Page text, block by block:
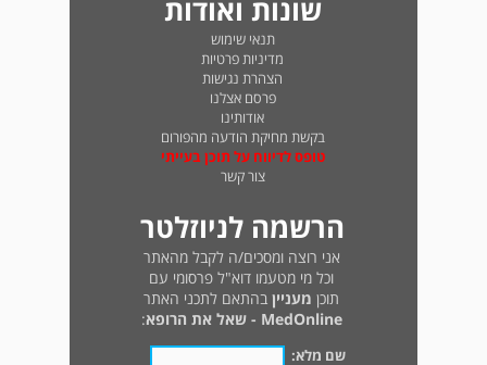
שונות ואודות
תנאי שימוש
מדיניות פרטיות
הצהרת נגישות
פרסם אצלנו
אודותינו
בקשת מחיקת הודעה מהפורום
טופס לדיווח על תוכן בעייתי
צור קשר
הרשמה לניוזלטר
אני רוצה ומסכים/ה לקבל מהאתר
וכל מי מטעמו דוא"ל פרסומי עם
תוכן מעניין בהתאם לתכני האתר
MedOnline - שאל את הרופא
:
שם מלא: